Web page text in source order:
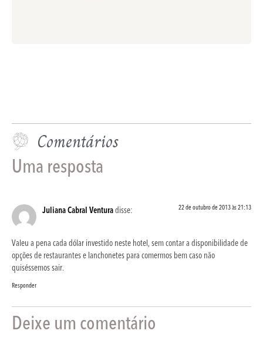
Comentários
Uma resposta
Juliana Cabral Venturadisse: 22 de outubro de 2013 às 21:13
Valeu a pena cada dólar investido neste hotel, sem contar a disponibilidade de
opções de restaurantes e lanchonetes para comermos bem caso não
quiséssemos sair.
Responder
Deixe um comentário